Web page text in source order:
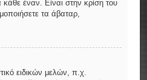
έναν. Είναι στην κρίση του
τα άβαταρ,
ειδικών μελών, π.χ.